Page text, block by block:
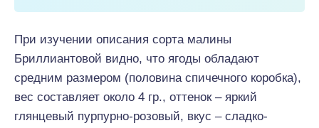
При изучении описания сорта малины
Бриллиантовой видно, что ягоды обладают
средним размером (половина спичечного коробка),
вес составляет около 4 гр., оттенок – яркий
глянцевый пурпурно-розовый, вкус – сладко-